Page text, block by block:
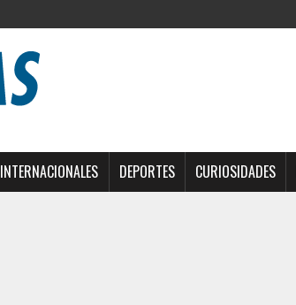
INTERNACIONALES DEPORTES CURIOSIDADES